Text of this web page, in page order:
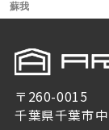
蘇我
〒260-0015
千葉県千葉市